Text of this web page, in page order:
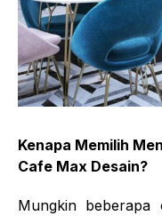
Kenapa Memilih
Cafe Max Desain?
Mungkin beberapa